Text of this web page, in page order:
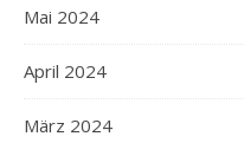
Mai 2024
April 2024
März 2024